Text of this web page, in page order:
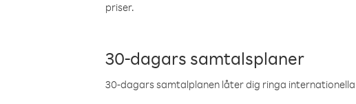
priser.
30-dagars samtalsplaner
30-dagars samtalplanen låter dig ringa